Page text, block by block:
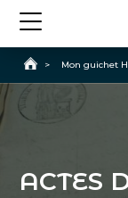
Accueil
> Mon guichet
ACTES